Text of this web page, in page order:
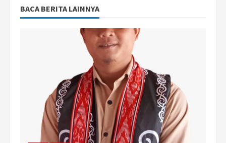
BACA BERITA LAINNYA